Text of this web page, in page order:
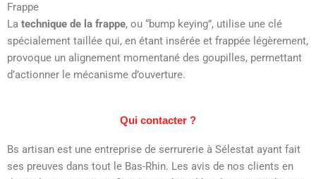
Frappe
La technique de la frappe, ou “bump keying”, utilise une clé
spécialement taillée qui, en étant insérée et frappée légèrement,
provoque un alignement momentané des goupilles, permettant
d’actionner le mécanisme d’ouverture.
Qui contacter ?
Bs artisan est une entreprise de serrurerie à Sélestat ayant fait
ses preuves dans tout le Bas-Rhin. Les avis de nos clients en